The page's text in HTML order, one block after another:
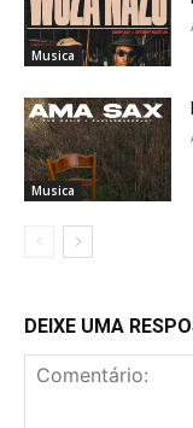
Musica
Musica
DEIXE UMA